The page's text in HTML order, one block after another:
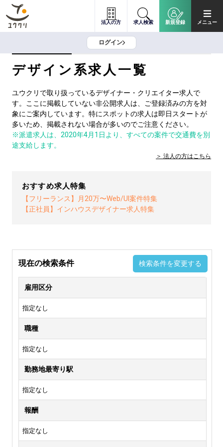
法人の方 求人検索 新規登録 メニュー
ログイン
デザイン系求人一覧
ユウクリで取り扱っているデザイナー・クリエイター求人で
す。ここに掲載していない非公開求人は、ご登録済みの方を対
象にご案内しています。特にスポットの求人は即日スタートが
多いため、掲載されない場合が多いのでご注意ください。
※派遣求人は、2020年4月1日より、すべての案件で交通費を別
途支給します。
法人の方はこちら
おすすめ求人特集
【フリーランス】月20万〜Web/UI案件特集
【正社員】インハウスデザイナー求人特集
現在の検索条件 検索条件を変更する
雇用区分
指定なし
職種
指定なし
勤務地最寄り駅
指定なし
報酬
指定なし